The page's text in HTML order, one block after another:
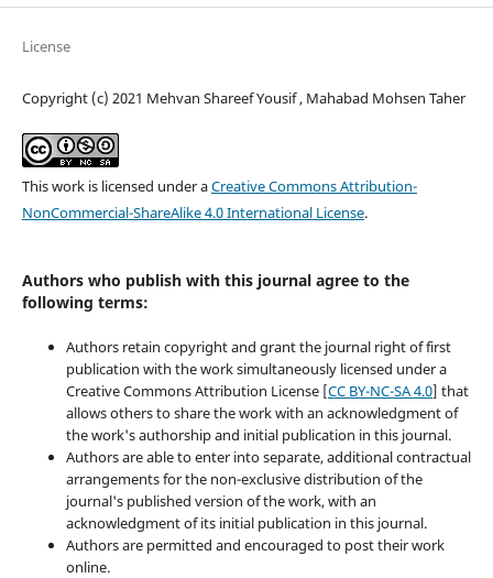
License
Copyright (c) 2021 Mehvan Shareef Yousif , Mahabad Mohsen Taher
This work is licensed under aCreative Commons Attribution-
NonCommercial-ShareAlike 4.0 International License.
Authors who publish with this journal agree to the
following terms:
Authors retain copyright and grant the journal right of first
publication with the work simultaneously licensed under a
Creative Commons Attribution License [CC BY-NC-SA 4.0] that
allows others to share the work with an acknowledgment of
the work's authorship and initial publication in this journal.
Authors are able to enter into separate, additional contractual
arrangements for the non-exclusive distribution of the
journal's published version of the work, with an
acknowledgment of its initial publication in this journal.
Authors are permitted and encouraged to post their work
online.